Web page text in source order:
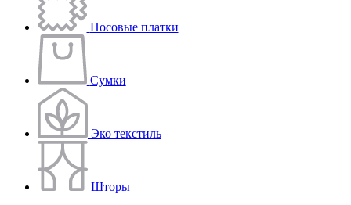
Носовые платки
Сумки
Эко текстиль
Шторы